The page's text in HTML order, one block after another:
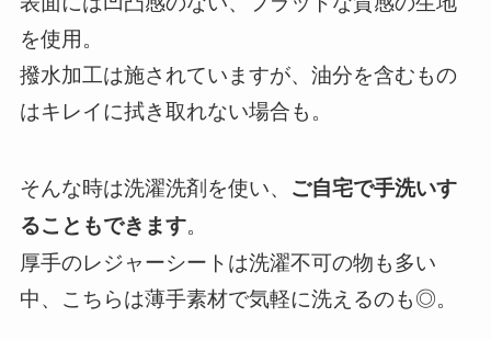
を使用。
撥水加工は施されていますが、油分を含むもの
はキレイに拭き取れない場合も。
そんな時は洗濯洗剤を使い、 ご自宅で手洗いす
ることもできます。
厚手のレジャーシートは洗濯不可の物も多い
中、こちらは薄手素材で気軽に洗えるのも◎。